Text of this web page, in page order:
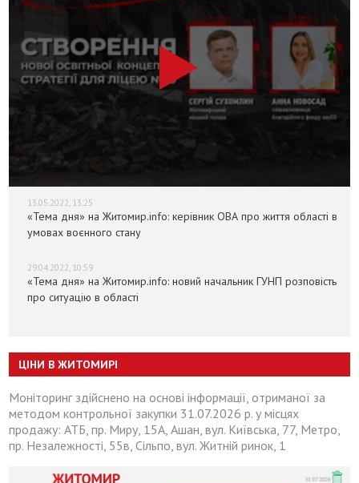
13.05.2022, 13:25
«Тема дня» на Житомир.info: керівник ОВА про життя області в
умовах воєнного стану
29.04.2022, 10:59
«Тема дня» на Житомир.info: новий начальник ГУНП розповість
про ситуацію в області
ЦІНИ В ЖИТОМИРІ
Моніторинг здійснено на основі інформації, отриманої за
методом контрольної закупки 31.07.2026 р. у місцях
продажу: АТБ, пр. Миру, 15А, Ашан, вул. Київська, 77, Метро,
пр. Незалежності, 55в, Сільпо, вул. Житній ринок, 1